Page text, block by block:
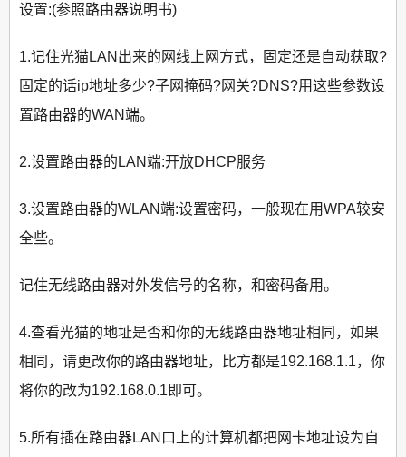
设置:(参照路由器说明书)
1.记住光猫LAN出来的网线上网方式，固定还是自动获取?
固定的话ip地址多少?子网掩码?网关?DNS?用这些参数设
置路由器的WAN端。
2.设置路由器的LAN端:开放DHCP服务
3.设置路由器的WLAN端:设置密码，一般现在用WPA较安
全些。
记住无线路由器对外发信号的名称，和密码备用。
4.查看光猫的地址是否和你的无线路由器地址相同，如果
相同，请更改你的路由器地址，比方都是192.168.1.1，你
将你的改为192.168.0.1即可。
5.所有插在路由器LAN口上的计算机都把网卡地址设为自